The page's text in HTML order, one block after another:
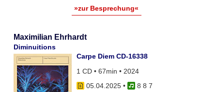
»zur Besprechung«
Maximilian Ehrhardt
Diminuitions
Carpe Diem CD-16338
1 CD • 67min • 2024
05.04.2025•
8 8 7